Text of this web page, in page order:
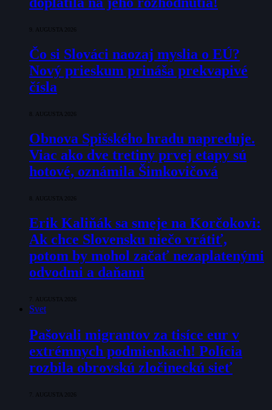
9. AUGUSTA 2026
Čo si Slováci naozaj myslia o EÚ?
Nový prieskum prináša prekvapivé
čísla
8. AUGUSTA 2026
Obnova Spišského hradu napreduje.
Viac ako dve tretiny prvej etapy sú
hotové, oznámila Šimkovičová
8. AUGUSTA 2026
Erik Kaliňák sa smeje na Korčokovi:
Ak chce Slovensku niečo vrátiť,
potom by mohol začať nezaplatenými
odvodmi a daňami
7. AUGUSTA 2026
Svet
Pašovali migrantov za tisíce eur v
extrémnych podmienkach! Polícia
rozbila obrovskú zločineckú sieť
7. AUGUSTA 2026